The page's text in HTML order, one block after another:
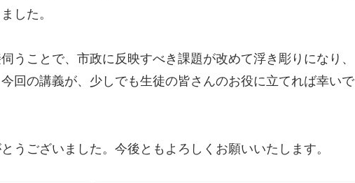
した。
うことで、市政に反映すべき課題が改めて浮き彫りになり、
回の講義が、少しでも生徒の皆さんのお役に立てれば幸いで
うございました。今後ともよろしくお願いいたします。